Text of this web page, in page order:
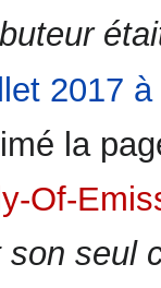
2017 à
la
Of-
son seul